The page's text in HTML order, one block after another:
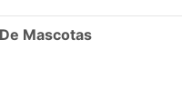
Mascotas